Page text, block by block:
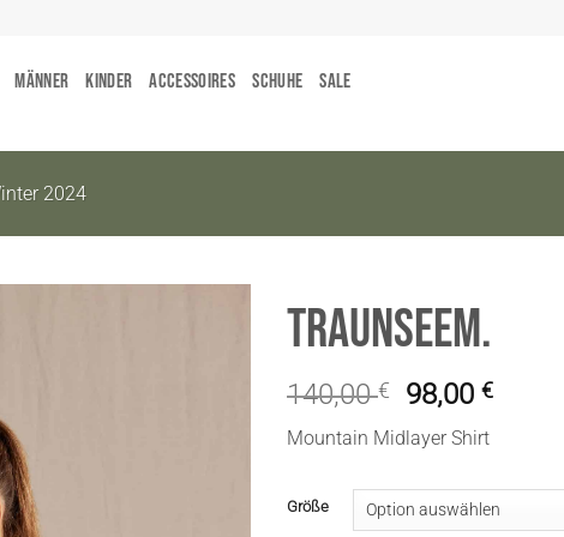
Männer Kinder Accessoires Schuhe Sale
2024
TraunseeM.
140,00€ 98,00€
Mountain Midlayer Shirt
Größe